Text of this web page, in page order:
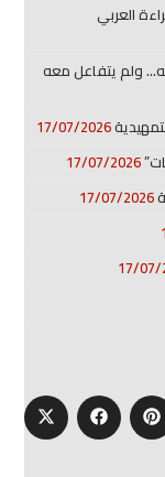
العربي
ولم يتفاعل معه
17/07/2026
17/07/2026
17/07/2026
17/07/